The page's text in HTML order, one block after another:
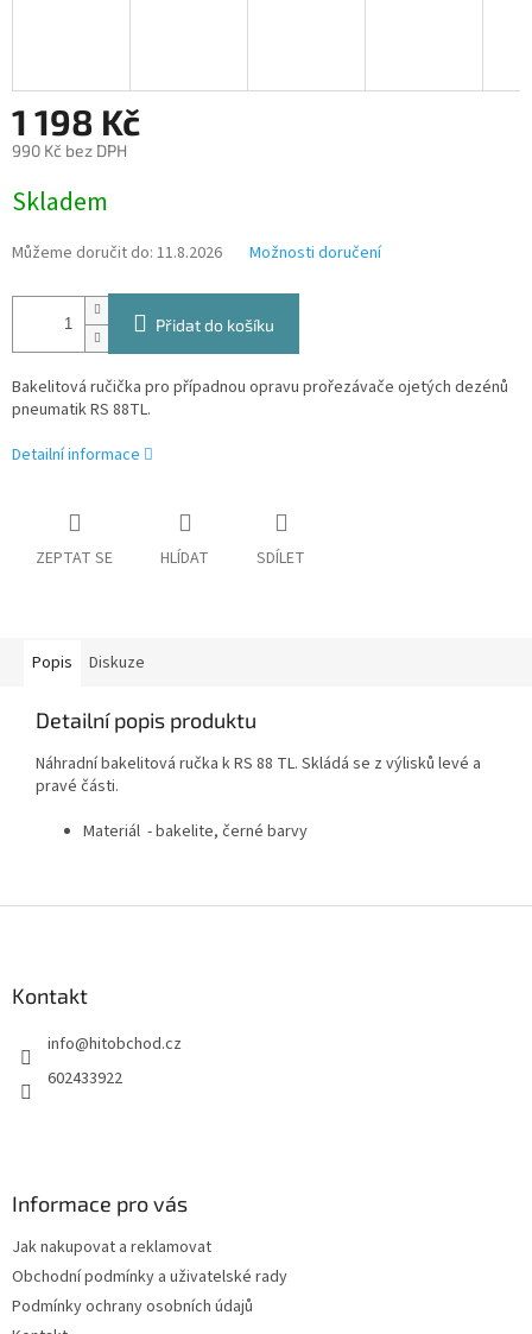
1 198 Kč
990 Kč bez DPH
cena:
Skladem
Můžeme doručit do: 11.8.2026 Možnosti doručení
Přidat do košíku
Bakelitová ručička pro případnou opravu prořezávače ojetých dezénů
pneumatik RS 88TL.
Detailní informace
ZEPTAT SE HLÍDAT SDÍLET
Popis Diskuze
Detailní popis produktu
Náhradní bakelitová ručka k RS 88 TL. Skládá se z výlisků levé a
pravé části.
Materiál - bakelite, černé barvy
Kontakt
info@hitobchod.cz
602433922
Informace pro vás
Jak nakupovat a reklamovat
Obchodní podmínky a uživatelské rady
Podmínky ochrany osobních údajů